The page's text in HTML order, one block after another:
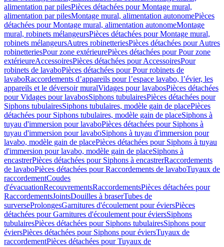
alimentation par pilesPièces détachées pour Montage mural,
alimentation par pilesMontage mural, alimentation autonomePièces
détachées pour Montage mural, alimentation autonomeMontage
mural, robinets mélangeursPièces détachées pour Montage mural,
robinets mélangeursAutres robinetteriesPièces détachées pour Autres
robinetteriesPour zone extérieurePièces détachées pour Pour zone
extérieureAccessoiresPièces détachées pour AccessoiresPour
robinets de lavaboPièces détachées pour Pour robinets de
lavaboRaccordements d’appareils pour l’espace lavabo, l’évier, les
appareils et le déversoir muralVidages pour lavabosPièces détachées
pour Vidages pour lavabosSiphons tubulairesPièces détachées pour
Siphons tubulairesSiphons tubulaires, modèle gain de placePièces
détachées pour Siphons tubulaires, modèle gain de placeSiphons à
tuyau d'immersion pour lavaboPièces détachées pour Siphons à
tuyau d'immersion pour lavaboSiphons à tuyau d'immersion pour
lavabo, modèle gain de placePièces détachées pour Siphons à tuyau
d'immersion pour lavabo, modèle gain de placeSiphons à
encastrerPièces détachées pour Siphons à encastrerRaccordements
de lavaboPièces détachées pour Raccordements de lavaboTuyaux de
raccordementCoudes
d'évacuationRecouvrementsRaccordementsPièces détachées pour
RaccordementsJointsDouilles à braserTubes de
surverseProlongesGarnitures d'écoulement pour éviersPièces
détachées pour Garnitures d'écoulement pour éviersSiphons
tubulairesPièces détachées pour Siphons tubulairesSiphons pour
éviersPièces détachées pour Siphons pour éviersTuyaux de
raccordementPièces détachées pour Tuyaux de